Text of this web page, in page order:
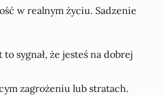
w realnym życiu. Sadzenie
sygnał, że jesteś na dobrej
zagrożeniu lub stratach.